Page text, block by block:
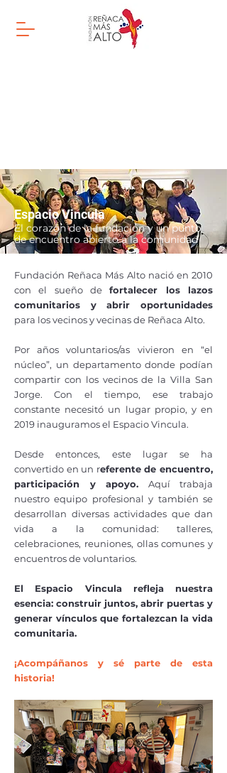
Espacio Vincula
El corazón de la fundación y un punto
de encuentro abierto a la comunidad
Fundación Reñaca Más Alto nació en 2010
con el sueño defortalecer los lazos
comunitarios y abrir oportunidades
para los vecinos y vecinas de Reñaca Alto.
Por años voluntarios/as vivieron en “el
núcleo”, un departamento donde podían
compartir con los vecinos de la Villa San
Jorge. Con el tiempo, ese trabajo
constante necesitó un lugar propio, y en
2019 inauguramos el Espacio Vincula.
Desde entonces, este lugar se ha
convertido en un referente de encuentro,
participación y apoyo. Aquí trabaja
nuestro equipo profesional y también se
desarrollan diversas actividades que dan
vida a la comunidad: talleres,
celebraciones, reuniones, ollas comunes y
encuentros de voluntarios.
El Espacio Vincula refleja nuestra
esencia: construir juntos, abrir puertas y
generar vínculos que fortalezcan la vida
comunitaria.
¡Acompáñanos y sé parte de esta
historia!